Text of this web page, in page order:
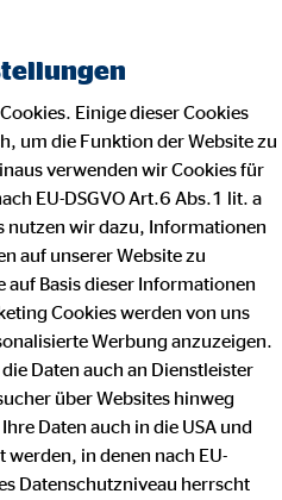
Einige dieser Cookies
um die Funktion der Website zu
verwenden wir Cookies für
EU-DSGVO Art.6 Abs.1 lit. a
nutzen wir dazu, Informationen
auf unserer Website zu
auf Basis dieser Informationen
Cookies werden von uns
Werbung anzuzeigen.
Daten auch an Dienstleister
über Websites hinweg
Daten auch in die USA und
in denen nach EU-
Datenschutzniveau herrscht